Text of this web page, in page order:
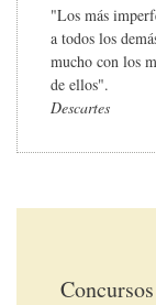
"Los más
a todos los
mucho con los
de ellos".
Descartes